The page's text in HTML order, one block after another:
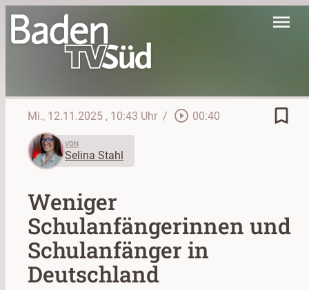
menu
Mi., 12.11.2025 , 10:43 Uhr / play_circle_outline 00:40 bookmark_border
VON
Selina Stahl
Weniger
Schulanfängerinnen und
Schulanfänger in
Deutschland